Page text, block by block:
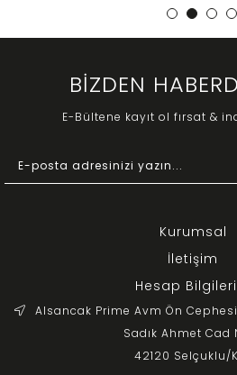
BİZDEN
E-Bültene kayıt ol fırsat &
Kurumsal
İletişim
Hesap
Alsancak Prime Avm Ön
Sadık Ahmet Cad
42120 Selçuklu/